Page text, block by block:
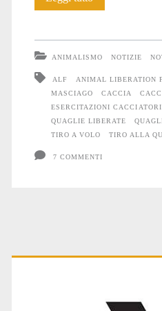
ANIMALISMO NOTIZIE
ALF ANIMAL LIBERATION
MASCIAGO
CACCIA
ESERCITAZIONI CACCIATORI
QUAGLIE LIBERATE
TIRO A VOLO
TIRO ALLA
7 COMMENTI
Primary